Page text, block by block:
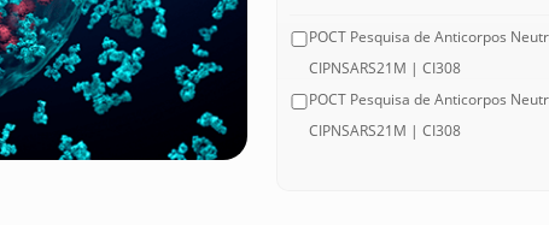
POCT Pesquisa de Anticorpos
CIPNSARS21M | CI308
POCT Pesquisa de Anticorpos
CIPNSARS21M | CI308